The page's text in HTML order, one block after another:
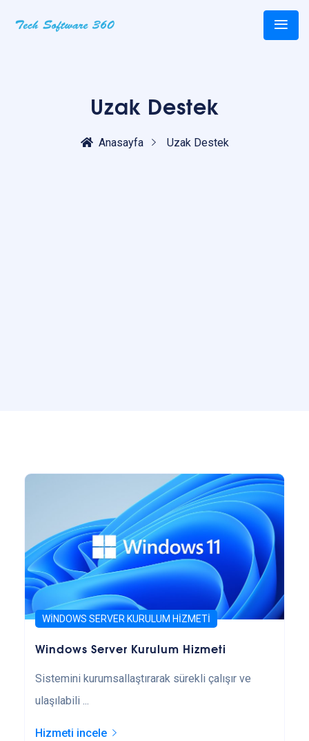
Uzak Destek
Anasayfa Uzak Destek
WINDOWS SERVER KURULUM HIZMETI
Windows Server Kurulum Hizmeti
Sistemini kurumsallaştırarak sürekli çalışır ve
ulaşılabili ...
Hizmeti incele